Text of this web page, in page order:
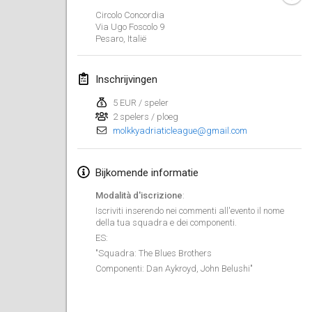
Circolo Concordia
Via Ugo Foscolo 9
Pesaro, Italië
Inschrijvingen
5 EUR / speler
2 spelers / ploeg
molkkyadriaticleague@gmail.com
Bijkomende informatie
Modalità d'iscrizione:
Iscriviti inserendo nei commenti all'evento il nome
della tua squadra e dei componenti.
ES:
"Squadra: The Blues Brothers
Componenti: Dan Aykroyd, John Belushi"
Tournoi d'Hiver
25 jan. 2020|
februari 2020
Open de l'Ourse
Möl'Krêpes
Liekki Cup